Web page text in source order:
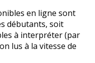
en ligne sont
débutants, soit
à interpréter (par
lus à la vitesse de